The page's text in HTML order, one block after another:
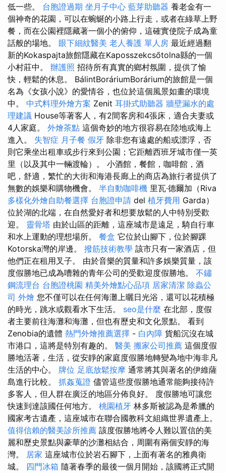
低一些。 台胞證過期 坐月子中心 藍芽助聽器 養老金有一
個神奇的花園，可以在蜿蜒的小路上行走，或者在綠草上野
餐，而在公園裡隱藏著一個小的俯仰，這確實使院子成為童
話般的場地。 眼下細紋醫美 老人養護 單人房 最近經過翻
新的Kokaspajta旅館隱藏在Kaposszekcsőtolna縣的一個
小村莊中。 辦護照 招待所有真實的鄉村氛圍，提供了愉
快，輕鬆的休息。 BálintBoráriumBorárium的旅館是一個
名為《女孩小說》的愛情谷，也位於這個風景如畫的環境
中。 中式料理外燴方案 Zenit 耳掛式助聽器 牆壁漏水的處
理建議 House等著客人，有2間客房和4張床，適合夫妻或
4人家庭。 外燴茶點 這個奇妙的地方很容易在陸地或海上
進入。 失智症 月子餐 假牙 除非您有遠處的船或漂浮，否
則它乘坐出租車或步行來到公園；它距離西班牙城市僅一英
里（以及其中一輛渡輪）。 小酒館，餐館，咖啡館，酒
吧，舒適，繁忙的大街和海港長廊上的商店為旅行者提供了
無數的娛樂和購物機會。 半自動咖啡機 里瓦·德爾加（Riva
多樣化外燴自助餐選擇 台胞證申請 del 植牙費用 Garda）
位於湖的北端，在自然愛好者和想要放鬆的人中特別受歡
迎。 靈骨塔 由於山區的距離，這座城市是遠足，騎自行車
和水上運動的理想場所。 餐盒 它位於山腳下，位於腳踝
Kotorska灣的岸邊。 撥筋技術教學 該市只有一家酒店，但
他們正在租用叉子。 由於音樂的質量和許多娛樂質量，該
度假勝地已成為嘈雜的青年公司的受歡迎度假勝地。 不鏽
鋼流理台 台胞證桃園 精美外燴點心品項 居家清潔 除蟲公
司 外燴 您不僅可以在任何海灘上曬日光浴，還可以花積極
的時光，跳水或觀看水下生活。 seo是什麼 在北部，度假
者主要前往海灘和海灘，但也有歷史和文化景點。 看到
Zenobia的遺體 熱門外燴推薦選擇 - 白內障 貨船沉沒在城
市港口，這將是特別有趣的。 醫美 搬家公司推薦 這個度假
勝地活著，生活，從安靜的家庭度假勝地轉變為地中海非凡
生活的中心。 牌位 足底放鬆按摩 通常將其與著名的伊維薩
島進行比較。 抓姦蒐證 儘管這些度假勝地通常能夠接待許
多客人，但人群在廣泛的地區分佈良好。 度假勝地可讓您
快速到達該國任何地方。 桃園植牙 林多斯被認為是希臘的
國家考古遺產，這座城市在聯合國教科文組織世界遺產上。
值得信賴的醫美診所推薦 該度假勝地將令人難以置信的美
麗和歷史景點與豪華的沙灘相結合，周圍有兩個安靜的海
灣。 居家 這座城市位於岩石腳下，上面有著名的雅典衛
城。 四門冰箱 隨著春季的最後一個月開始，該國將正式開